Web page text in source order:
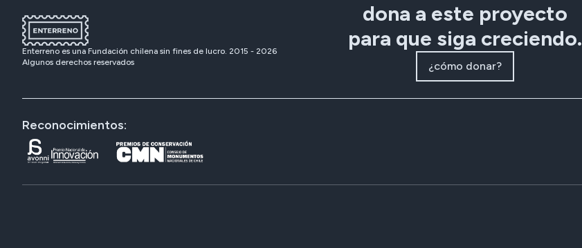
Enterreno es una Fundación chilena sin fines de lucro. 2015 - 2026
Algunos derechos reservados
dona a este proyecto
para que siga creciendo.
¿cómo donar?
Reconocimientos: